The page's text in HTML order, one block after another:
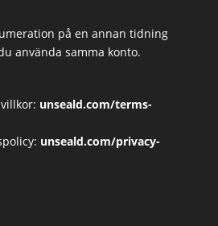
på en annan tidning
använda samma konto.
unseald.com/terms-
unseald.com/privacy-